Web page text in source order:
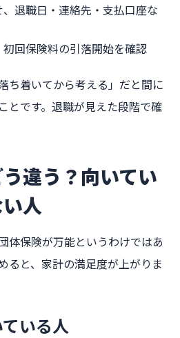
退職日・連絡先・支払口座な
回保険料の引落開始を確認
ち着いてから考える」だと間に
とです。退職が見えた段階で確
違う？向いてい
人
体保険が万能というわけではあ
ると、家計の満足度が上がりま
いる人